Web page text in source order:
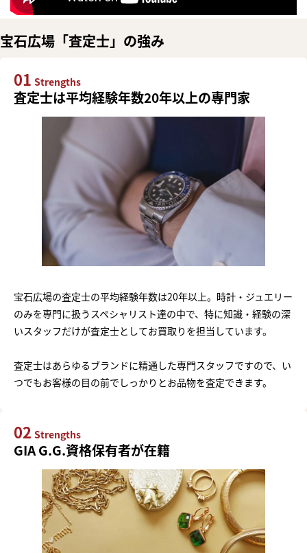
宝石広場「査定士」の強み
01 Strengths
査定士は平均経験年数20年以上の専門家
宝石広場の査定士の平均経験年数は20年以上。時計・ジュエリー
のみを専門に扱うスペシャリスト達の中で、特に知識・経験の深
いスタッフだけが査定士としてお買取りを担当しています。
査定士はあらゆるブランドに精通した専門スタッフですので、い
つでもお客様の目の前でしっかりとお品物を査定できます。
02 Strengths
GIA G.G.資格保有者が在籍